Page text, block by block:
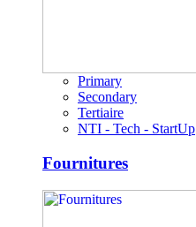
Primary
Secondary
Tertiaire
NTI - Tech - StartUp
Fournitures